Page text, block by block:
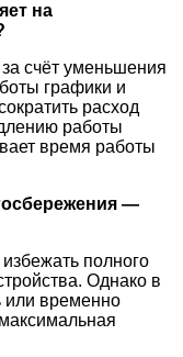
на
счёт уменьшения
графики и
расход
работы
время работы
—
полного
Однако в
или временно